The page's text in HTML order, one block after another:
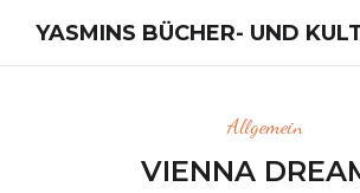
YASMINS BÜCHER- UND
Allgemein
VIENNA